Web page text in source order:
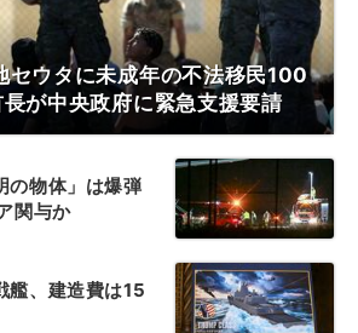
セウタに未成年の不法移民100
が中央政府に緊急支援要請
の物体」は爆弾
関与か
艦、建造費は15